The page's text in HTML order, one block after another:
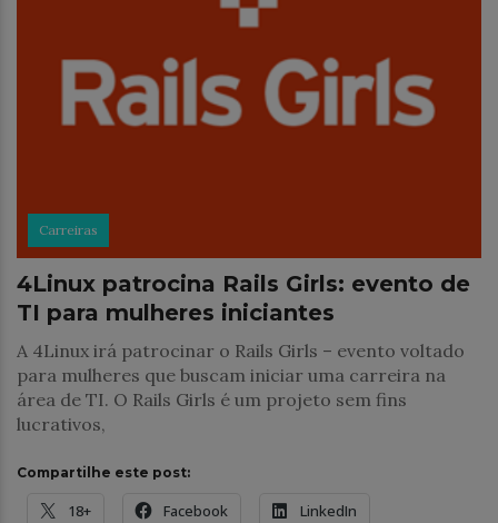
Carreiras
4Linux patrocina Rails Girls: evento de
TI para mulheres iniciantes
A 4Linux irá patrocinar o Rails Girls – evento voltado
para mulheres que buscam iniciar uma carreira na
área de TI. O Rails Girls é um projeto sem fins
lucrativos,
Compartilhe este post:
18+ Facebook LinkedIn